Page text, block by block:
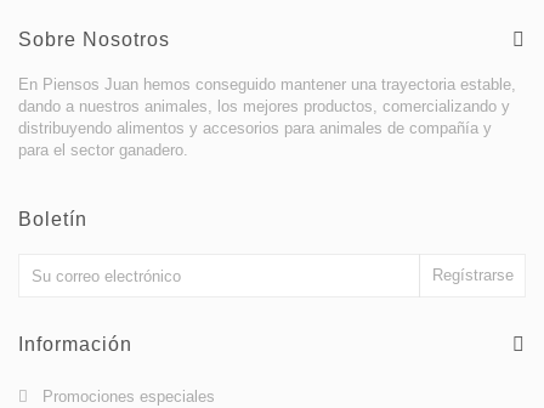
Sobre Nosotros
En Piensos Juan hemos conseguido mantener una trayectoria estable,
dando a nuestros animales, los mejores productos, comercializando y
distribuyendo alimentos y accesorios para animales de compañía y
para el sector ganadero.
Boletín
Información
Promociones especiales